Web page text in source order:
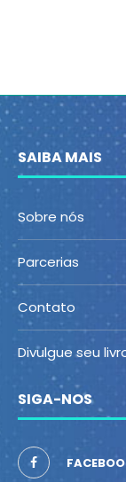
SAIBA MAIS
Sobre nós
Parcerias
Contato
Divulgue seu
SIGA-NOS